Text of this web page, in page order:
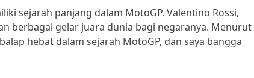
sejarah panjang dalam MotoGP. Valentino Rossi,
berbagai gelar juara dunia bagi negaranya. Menurut
hebat dalam sejarah MotoGP, dan saya bangga